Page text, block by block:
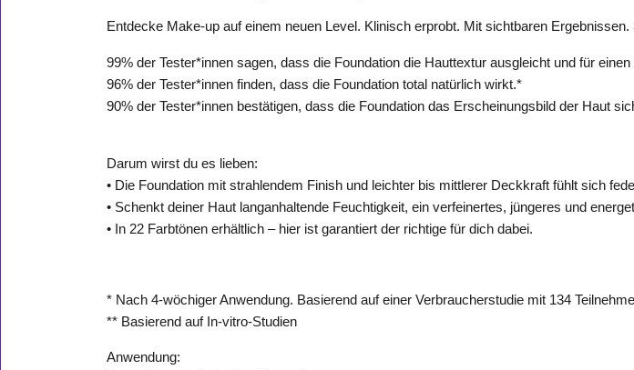
Entdecke Make-up auf einem neuen Level. Klinisch erprobt. Mit sichtbaren Ergebnissen.
99% der Tester*innen sagen, dass die Foundation die Hauttextur ausgleicht und für
96% der Tester*innen finden, dass die Foundation total natürlich wirkt.*
90% der Tester*innen bestätigen, dass die Foundation das Erscheinungsbild der Haut
Darum wirst du es lieben:
• Die Foundation mit strahlendem Finish und leichter bis mittlerer Deckkraft fühlt sich
• Schenkt deiner Haut langanhaltende Feuchtigkeit, ein verfeinertes, jüngeres und
• In 22 Farbtönen erhältlich – hier ist garantiert der richtige für dich dabei.
* Nach 4-wöchiger Anwendung. Basierend auf einer Verbraucherstudie mit 134
** Basierend auf In-vitro-Studien
Anwendung: